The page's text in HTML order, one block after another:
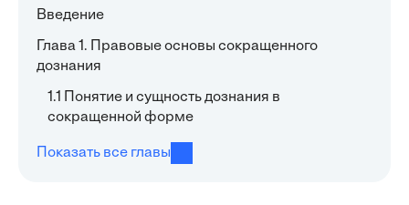
Введение
Глава 1. Правовые основы сокращенного
дознания
1.1 Понятие и сущность дознания в
сокращенной форме
Показать все главы